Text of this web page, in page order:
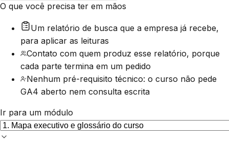
O que você precisa ter em mãos
Um relatório de busca que a empresa já recebe,
para aplicar as leituras
Contato com quem produz esse relatório, porque
cada parte termina em um pedido
Nenhum pré-requisito técnico: o curso não pede
GA4 aberto nem consulta escrita
Ir para um módulo